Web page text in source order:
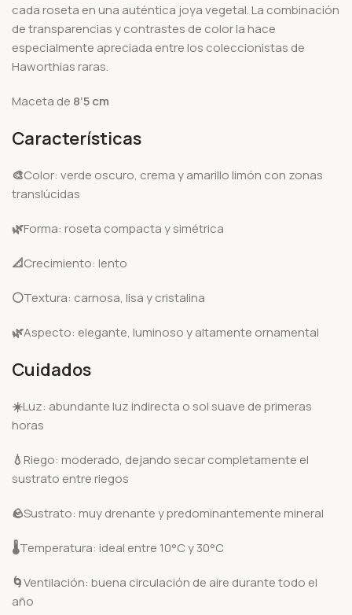
cada roseta en una auténtica joya vegetal. La combinación
de transparencias y contrastes de color la hace
especialmente apreciada entre los coleccionistas de
Haworthias raras.
Maceta de 8’5 cm
Características
🎨Color: verde oscuro, crema y amarillo limón con zonas
translúcidas
🌿Forma: roseta compacta y simétrica
📐Crecimiento: lento
⚪Textura: carnosa, lisa y cristalina
🌿Aspecto: elegante, luminoso y altamente ornamental
Cuidados
☀️Luz: abundante luz indirecta o sol suave de primeras
horas
💧 Riego: moderado, dejando secar completamente el
sustrato entre riegos
🪨Sustrato: muy drenante y predominantemente mineral
🌡️Temperatura: ideal entre 10°C y 30°C
🌀Ventilación: buena circulación de aire durante todo el
año